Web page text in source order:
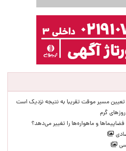
تعیین مسیر موقت تقریبا به نتیجه نزدیک است
گرم
و ماهواره‌ها را تغییر می‌دهد؟